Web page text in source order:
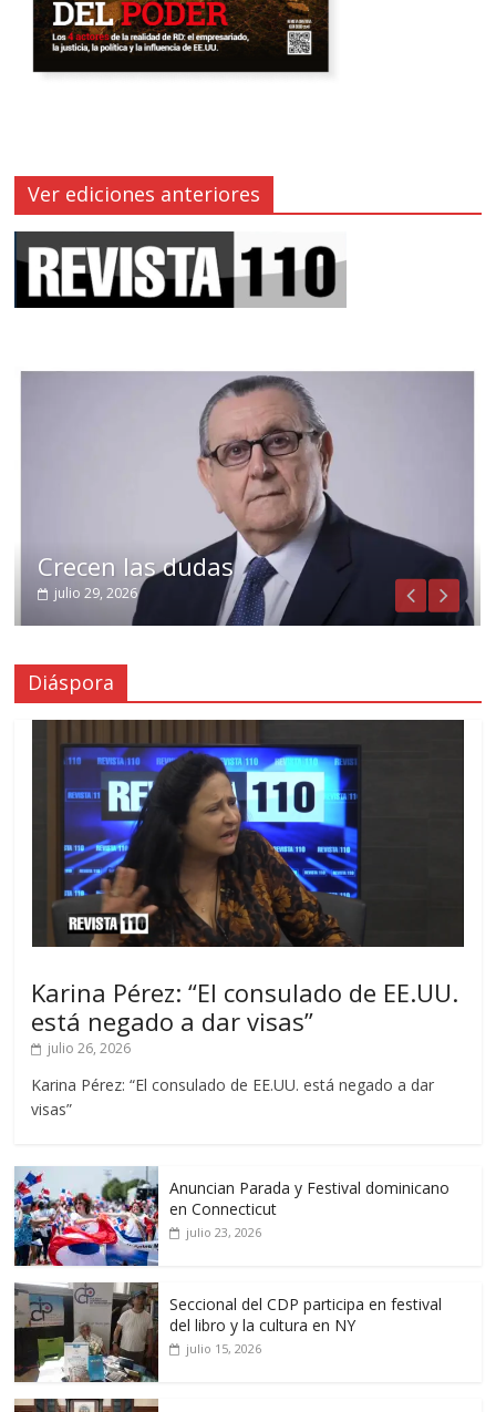
Ver ediciones anteriores
Crecen las dudas
julio 29, 2026
Diáspora
Karina Pérez: “El consulado de EE.UU.
está negado a dar visas”
julio 26, 2026
Karina Pérez: “El consulado de EE.UU. está negado a dar
visas”
Anuncian Parada y Festival dominicano
en Connecticut
julio 23, 2026
Seccional del CDP participa en festival
del libro y la cultura en NY
julio 15, 2026